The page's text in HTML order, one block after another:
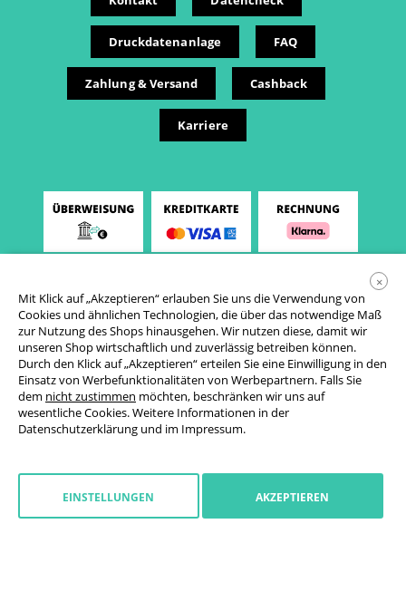
Druckdatenanlage FAQ
Zahlung & Versand Cashback
Karriere
AGB
Datenschutzerklärung
Widerrufsrecht
×
Mit Klick auf „Akzeptieren“ erlauben Sie uns die Verwendung von
Cookies und ähnlichen Technologien, die über das notwendige Maß
zur Nutzung des Shops hinausgehen. Wir nutzen diese, damit wir
unseren Shop wirtschaftlich und zuverlässig betreiben können.
Durch den Klick auf „Akzeptieren“ erteilen Sie eine Einwilligung in den
Einsatz von Werbefunktionalitäten von Werbepartnern. Falls Sie
dem nicht zustimmen möchten, beschränken wir uns auf
wesentliche Cookies. Weitere Informationen in der
Datenschutzerklärung und im Impressum.
EINSTELLUNGEN AKZEPTIEREN